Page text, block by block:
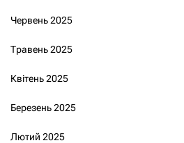
Червень 2025
Травень 2025
Квітень 2025
Березень 2025
Лютий 2025